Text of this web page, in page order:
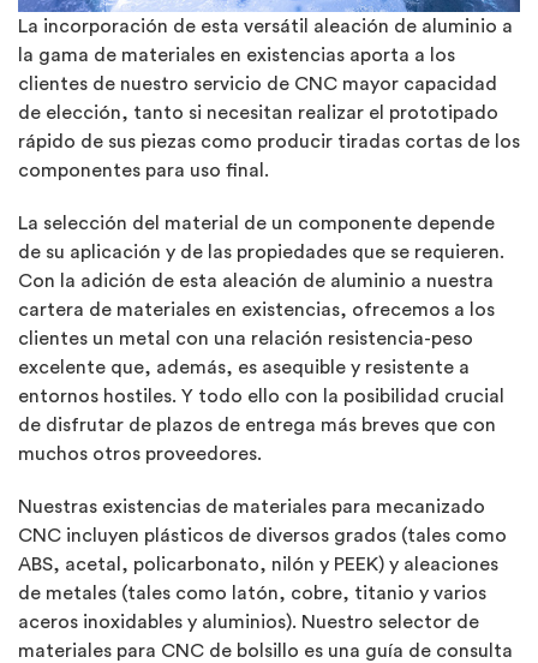
La incorporación de esta versátil aleación de aluminio a
la gama de materiales en existencias aporta a los
clientes de nuestro servicio de CNC mayor capacidad
de elección, tanto si necesitan realizar el prototipado
rápido de sus piezas como producir tiradas cortas de los
componentes para uso final.
La selección del material de un componente depende
de su aplicación y de las propiedades que se requieren.
Con la adición de esta aleación de aluminio a nuestra
cartera de materiales en existencias, ofrecemos a los
clientes un metal con una relación resistencia-peso
excelente que, además, es asequible y resistente a
entornos hostiles. Y todo ello con la posibilidad crucial
de disfrutar de plazos de entrega más breves que con
muchos otros proveedores.
Nuestras existencias de materiales para mecanizado
CNC incluyen plásticos de diversos grados (tales como
ABS, acetal, policarbonato, nilón y PEEK) y aleaciones
de metales (tales como latón, cobre, titanio y varios
aceros inoxidables y aluminios). Nuestro selector de
materiales para CNC de bolsillo es una guía de consulta